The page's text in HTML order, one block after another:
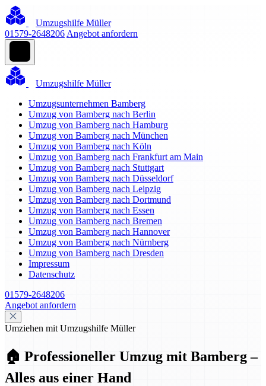
Umzugshilfe Müller
01579-2648206 Angebot anfordern
Umzugshilfe Müller
Umzugsunternehmen Bamberg
Umzug von Bamberg nach Berlin
Umzug von Bamberg nach Hamburg
Umzug von Bamberg nach München
Umzug von Bamberg nach Köln
Umzug von Bamberg nach Frankfurt am Main
Umzug von Bamberg nach Stuttgart
Umzug von Bamberg nach Düsseldorf
Umzug von Bamberg nach Leipzig
Umzug von Bamberg nach Dortmund
Umzug von Bamberg nach Essen
Umzug von Bamberg nach Bremen
Umzug von Bamberg nach Hannover
Umzug von Bamberg nach Nürnberg
Umzug von Bamberg nach Dresden
Impressum
Datenschutz
01579-2648206
Angebot anfordern
Umziehen mit Umzugshilfe Müller
🏠 Professioneller Umzug mit Bamberg –
Alles aus einer Hand